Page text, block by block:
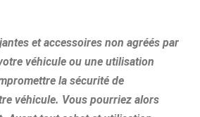
et accessoires non agréés par
véhicule ou une utilisation
la sécurité de
véhicule. Vous pourriez alors